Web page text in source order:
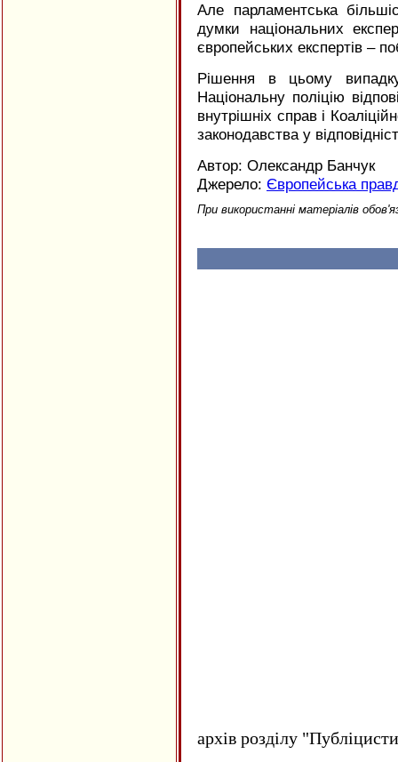
Але парламентська
думки національних
європейських експертів –
Рішення в цьому
Національну поліцію
внутрішніх справ і
законодавства у
Автор: Олександр Банчук
Джерело: Європейська
При використанні матеріалів
архів розділу